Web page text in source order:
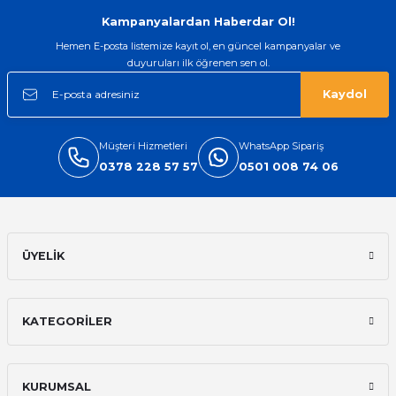
Ürün açıklamasında eksik bilgiler bulunuyor.
Ürün bilgilerinde hatalar bulunuyor.
Ürün fiyatı diğer sitelerden daha pahalı.
Bu ürüne benzer farklı alternatifler olmalı.
Kampanyalardan Haberdar Ol!
Hemen E-posta listemize kayıt ol, en güncel kampanyalar ve
duyuruları ilk öğrenen sen ol.
Kaydol
Müşteri Hizmetleri
0378 228 57 57
WhatsApp Sipariş
0501 008 74 06
ÜYELİK
KATEGORİLER
KURUMSAL